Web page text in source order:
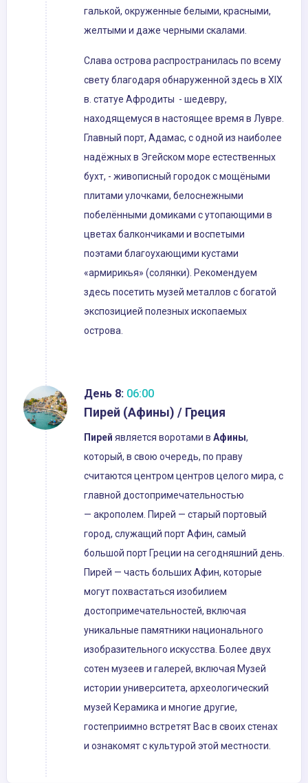
галькой, окруженные белыми, красными,
желтыми и даже черными скалами.
Слава острова распространилась по всему
свету благодаря обнаруженной здесь в XIX
в. статуе Афродиты - шедевру,
находящемуся в настоящее время в Лувре.
Главный порт, Адамас, с одной из наиболее
надёжных в Эгейском море естественных
бухт, - живописный городок с мощёными
плитами улочками, белоснежными
побелёнными домиками с утопающими в
цветах балкончиками и воспетыми
поэтами благоухающими кустами
«армирикья» (солянки). Рекомендуем
здесь посетить музей металлов с богатой
экспозицией полезных ископаемых
острова.
День 8: 06:00
Пирей (Афины) / Греция
Пирей является воротами в Афины,
который, в свою очередь, по праву
считаются центром центров целого мира, с
главной достопримечательностью
— акрополем. Пирей — старый портовый
город, служащий порт Афин, самый
большой порт Греции на сегодняшний день.
Пирей — часть больших Афин, которые
могут похвастаться изобилием
достопримечательностей, включая
уникальные памятники национального
изобразительного искусства. Более двух
сотен музеев и галерей, включая Музей
истории университета, археологический
музей Керамика и многие другие,
гостеприимно встретят Вас в своих стенах
и ознакомят с культурой этой местности.